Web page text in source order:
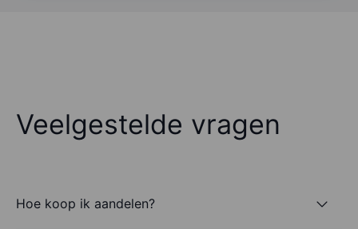
Veelgestelde vragen
Hoe koop ik aandelen?